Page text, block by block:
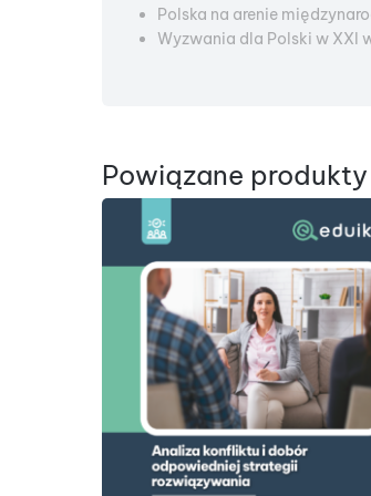
Polska na arenie
Wyzwania dla Polski w XXI
Powiązane produkty
DODAJ DO KOSZYKA